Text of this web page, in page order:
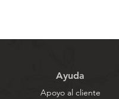
Ayuda
Apoyo al cliente